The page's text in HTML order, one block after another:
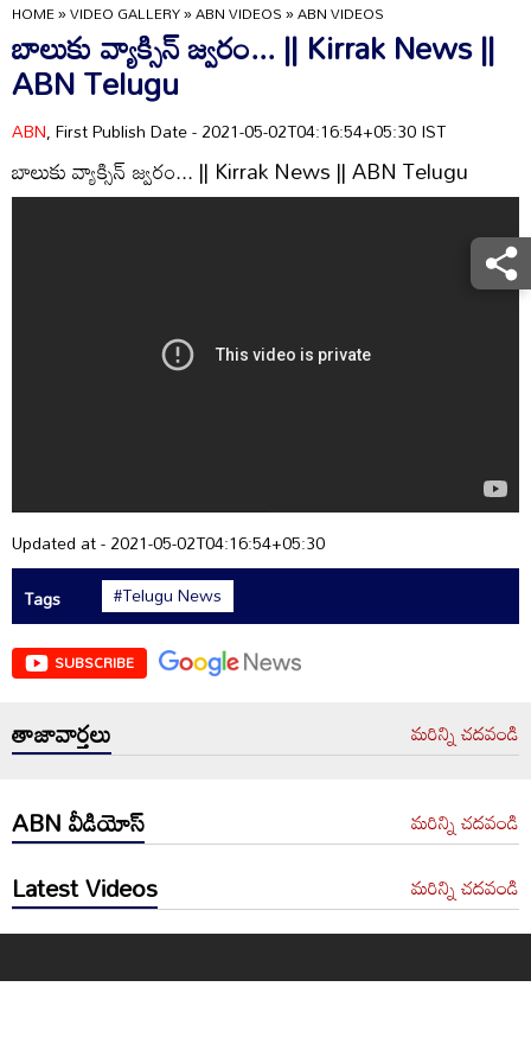
HOME»VIDEO GALLERY»ABN VIDEOS»ABN VIDEOS
బాలుకు వ్యాక్సిన్ జ్వరం... || Kirrak News ||
ABN Telugu
ABN, First Publish Date - 2021-05-02T04:16:54+05:30 IST
బాలుకు వ్యాక్సిన్ జ్వరం... || Kirrak News || ABN Telugu
Updated at - 2021-05-02T04:16:54+05:30
Tags
#Telugu News
SUBSCRIBE
తాజావార్తలు మరిన్ని చదవండి
ABN వీడియోస్ మరిన్ని చదవండి
Latest Videos మరిన్ని చదవండి